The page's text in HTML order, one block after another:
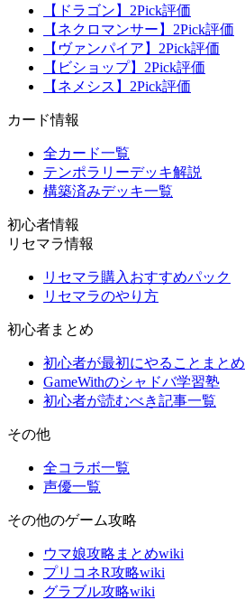
【ドラゴン】2Pick評価
【ネクロマンサー】2Pick評価
【ヴァンパイア】2Pick評価
【ビショップ】2Pick評価
【ネメシス】2Pick評価
カード情報
全カード一覧
テンポラリーデッキ解説
構築済みデッキ一覧
初心者情報
リセマラ情報
リセマラ購入おすすめパック
リセマラのやり方
初心者まとめ
初心者が最初にやることまとめ
GameWithのシャドバ学習塾
初心者が読むべき記事一覧
その他
全コラボ一覧
声優一覧
その他のゲーム攻略
ウマ娘攻略まとめwiki
プリコネR攻略wiki
グラブル攻略wiki